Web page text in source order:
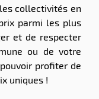
collectivités en
parmi les plus
et de respecter
ou de votre
profiter de
uniques !